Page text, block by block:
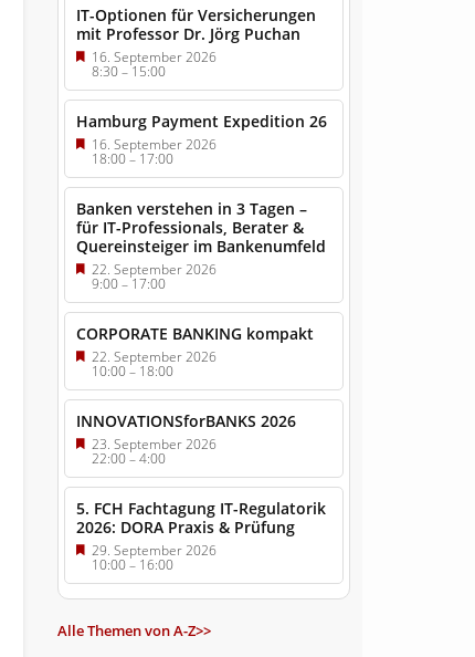
IT-Optionen für Versicherungen
mit Professor Dr. Jörg Puchan
16. September 2026
8:30–15:00
Hamburg Payment Expedition 26
16. September 2026
18:00– 17:00
Banken verstehen in 3 Tagen –
für IT-Professionals, Berater &
Quereinsteiger im Bankenumfeld
22. September 2026
9:00–17:00
CORPORATE BANKING kompakt
22. September 2026
10:00– 18:00
INNOVATIONSforBANKS 2026
23. September 2026
22:00–4:00
5. FCH Fachtagung IT-Regulatorik
2026: DORA Praxis & Prüfung
29. September 2026
10:00– 16:00
Alle Themen von A-Z>>